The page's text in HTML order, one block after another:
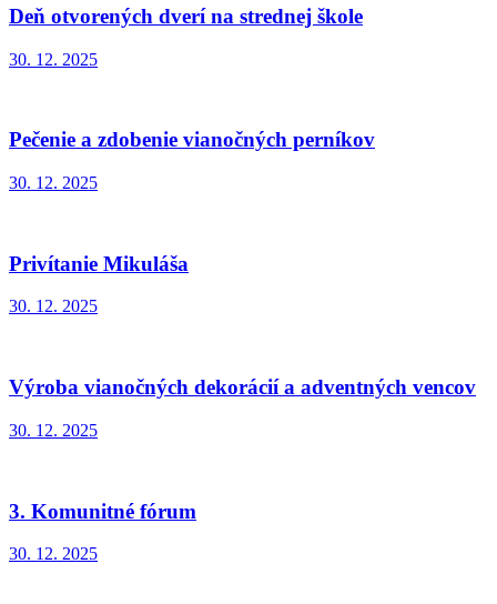
Deň otvorených dverí na strednej škole
30. 12. 2025
Pečenie a zdobenie vianočných perníkov
30. 12. 2025
Privítanie Mikuláša
30. 12. 2025
Výroba vianočných dekorácií a adventných vencov
30. 12. 2025
3. Komunitné fórum
30. 12. 2025